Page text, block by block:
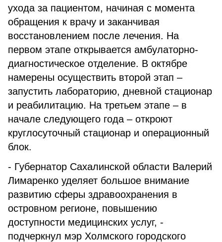
ухода за пациентом, начиная с момента
обращения к врачу и заканчивая
восстановлением после лечения. На
первом этапе открывается амбулаторно-
диагностическое отделение. В октябре
намерены осуществить второй этап –
запустить лабораторию, дневной стационар
и реабилитацию. На третьем этапе – в
начале следующего года – откроют
круглосуточный стационар и операционный
блок.
- Губернатор Сахалинской области Валерий
Лимаренко уделяет большое внимание
развитию сферы здравоохранения в
островном регионе, повышению
доступности медицинских услуг, -
подчеркнул мэр Холмского городского